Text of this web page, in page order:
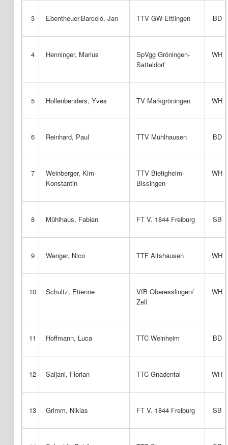
3 Ebentheuer-Barceló, Jan TTV GW Ettlingen BD
4 Henninger, Marius
SpVgg Gröningen-
Satteldorf
WH
5 Hollenbenders, Yves TV Markgröningen WH
6 Reinhard, Paul TTV Mühlhausen BD
7
Weinberger, Kim-
Konstantin
TTV Bietigheim-
Bissingen
WH
8 Mühlhaus, Fabian FT V. 1844 Freiburg SB
9 Wenger, Nico TTF Altshausen WH
10 Schultz, Etienne
VfB Oberesslingen/
Zell
WH
11 Hoffmann, Luca TTC Weinheim BD
12 Saljani, Florian TTC Gnadental WH
13 Grimm, Niklas FT V. 1844 Freiburg SB